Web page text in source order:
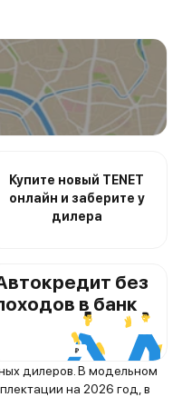
Купите новый TENET
онлайн и заберите у
дилера
без
в банк
дилеров. В модельном
на 2026 год, в